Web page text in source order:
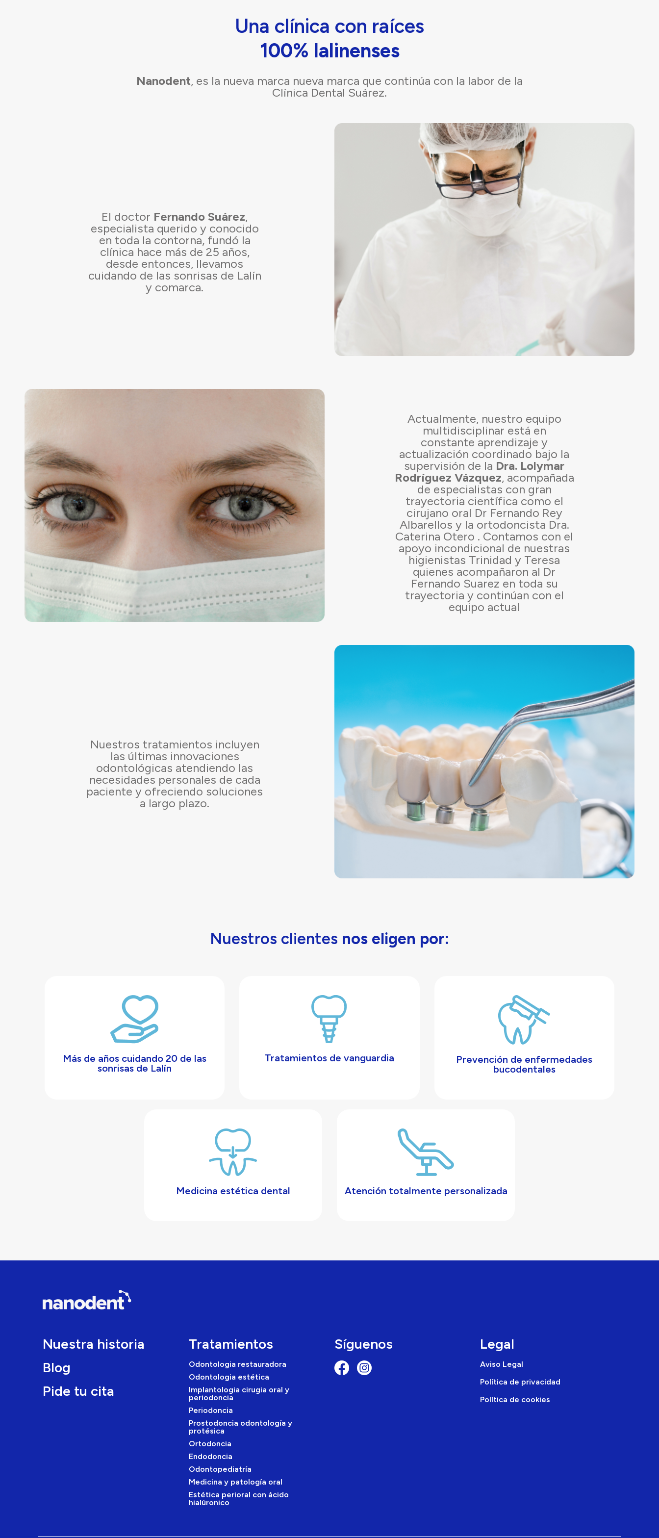
Una clínica con raíces
100% lalinenses
Nanodent, es la nueva marca nueva marca que continúa con la labor de la
Clínica Dental Suárez.
El doctor Fernando Suárez,
especialista querido y conocido
en toda la contorna, fundó la
clínica hace más de 25 años,
desde entonces, llevamos
cuidando de las sonrisas de Lalín
y comarca.
Actualmente, nuestro equipo
multidisciplinar está en
constante aprendizaje y
actualización coordinado bajo la
supervisión de la Dra. Lolymar
Rodríguez Vázquez, acompañada
de especialistas con gran
trayectoria científica como el
cirujano oral Dr Fernando Rey
Albarellos y la ortodoncista Dra.
Caterina Otero . Contamos con el
apoyo incondicional de nuestras
higienistas Trinidad y Teresa
quienes acompañaron al Dr
Fernando Suarez en toda su
trayectoria y continúan con el
equipo actual
Nuestros tratamientos incluyen
las últimas innovaciones
odontológicas atendiendo las
necesidades personales de cada
paciente y ofreciendo soluciones
a largo plazo.
Nuestros clientes nos eligen por:
Más de años cuidando 20 de las
sonrisas de Lalín
Tratamientos de vanguardia
Prevención de enfermedades
bucodentales
Medicina estética dental Atención totalmente personalizada
Nuestra historia
Blog
Pide tu cita
Tratamientos
Odontologia restauradora
Odontologia estética
Implantologia cirugia oral y
periodoncia
Periodoncia
Prostodoncia odontología y
protésica
Ortodoncia
Endodoncia
Odontopediatría
Medicina y patología oral
Estética perioral con ácido
hialúronico
Síguenos Legal
Aviso Legal
Política de privacidad
Política de cookies